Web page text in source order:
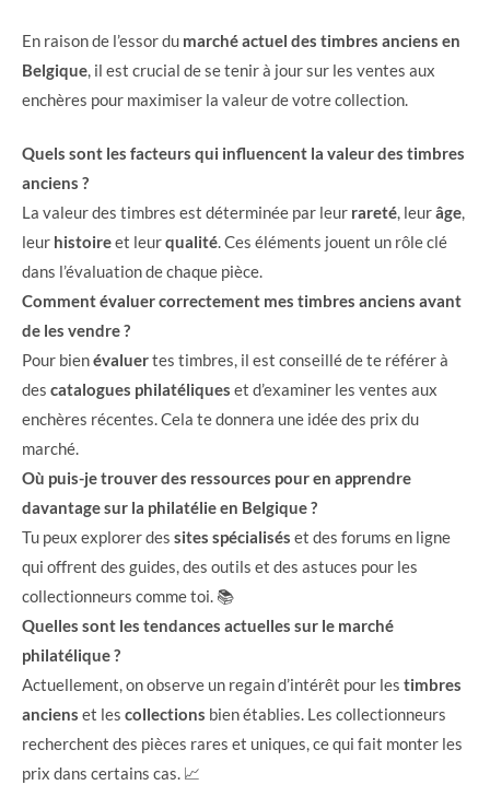
En raison de l’essor du marché actuel des timbres anciens en
Belgique , il est crucial de se tenir à jour sur les ventes aux
enchères pour maximiser la valeur de votre collection.
Quels sont les facteurs qui influencent la valeur des timbres
anciens ?
La valeur des timbres est déterminée par leur rareté, leurâge,
leur histoireet leurqualité. Ces éléments jouent un rôle clé
dans l’évaluation de chaque pièce.
Comment évaluer correctement mes timbres anciens avant
de les vendre ?
Pour bienévaluertes timbres, il est conseillé de te référer à
des catalogues philatéliques et d’examiner les ventes aux
enchères récentes. Cela te donnera une idée des prix du
marché.
Où puis-je trouver des ressources pour en apprendre
davantage sur la philatélie en Belgique ?
Tu peux explorer des sites spécialisés et des forums en ligne
qui offrent des guides, des outils et des astuces pour les
collectionneurs comme toi. 📚
Quelles sont les tendances actuelles sur le marché
philatélique ?
Actuellement, on observe un regain d’intérêt pour les timbres
anciens et les collections bien établies. Les collectionneurs
recherchent des pièces rares et uniques, ce qui fait monter les
prix dans certains cas. 📈